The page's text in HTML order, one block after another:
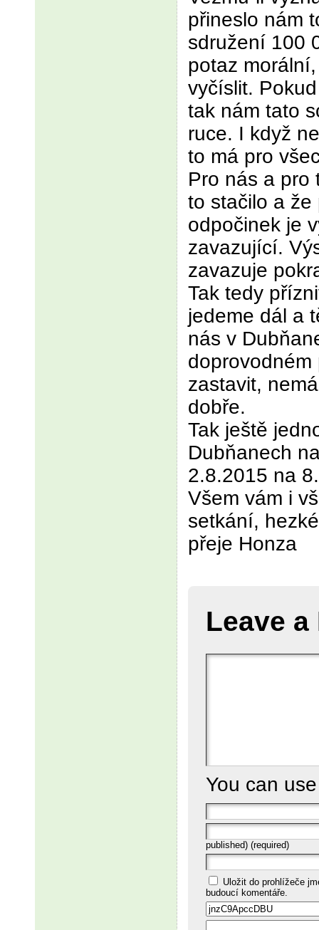
přineslo nám
sdružení 100
potaz
vyčíslit.
tak nám tato
ruce. I když
to má pro
Pro nás a pro
to stačilo a že
odpočinek je
zavazující.
zavazuje
Tak tedy
jedeme dál a
nás v
doprovodném
zastavit,
dobře.
Tak ještě
Dubňanech
2.8.2015 na
Všem vám i
setkání,
přeje Honza
Leave a
You can
published) (required)
Uložit do prohlížeče
budoucí komentáře.